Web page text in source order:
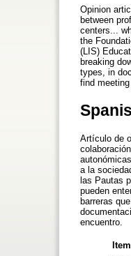
Opinion
between
centers...
the
(LIS)
breaking
types, in
find meeting
Artículo de
a la
las Pautas
pueden
barreras
encuentro.